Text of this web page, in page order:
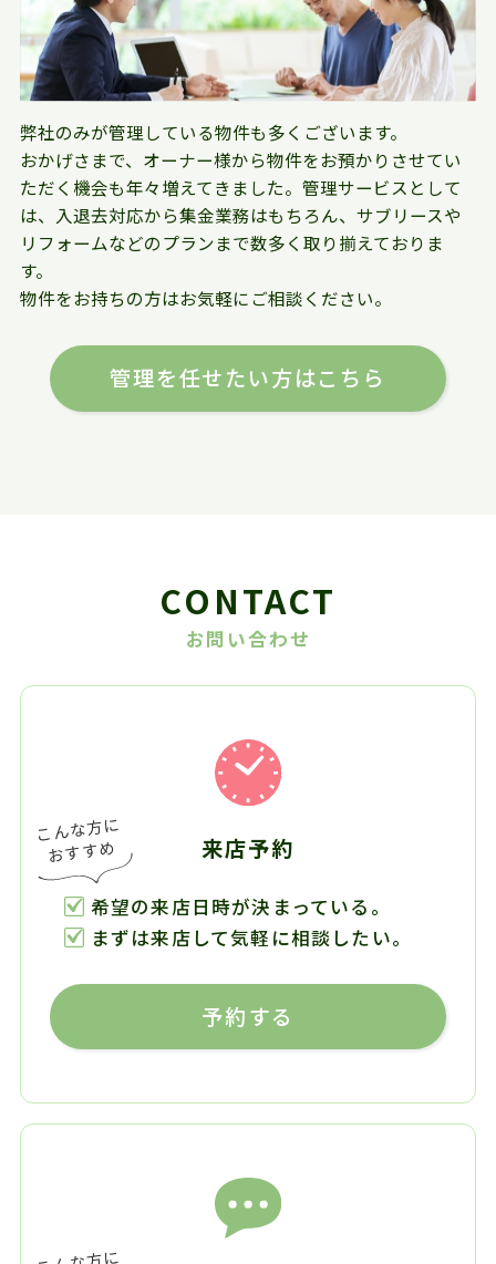
弊社のみが管理している物件も多くございます。
おかげさまで、オーナー様から物件をお預かりさせてい
ただく機会も年々増えてきました。管理サービスとして
は、入退去対応から集金業務はもちろん、サブリースや
リフォームなどのプランまで数多く取り揃えておりま
す。
物件をお持ちの方はお気軽にご相談ください。
管理を任せたい方はこちら
CONTACT
お問い合わせ
来店予約
希望の来店日時が決まっている。
まずは来店して気軽に相談したい。
予約する